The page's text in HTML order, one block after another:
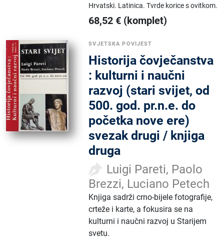
Hrvatski. Latinica.Tvrde korice s ovitkom.
68,52 € (komplet)
SVJETSKA POVIJEST
Historija čovječanstva
: kulturni i naučni
razvoj (stari svijet, od
500. god. pr.n.e. do
početka nove ere)
svezak drugi / knjiga
druga
Luigi Pareti, Paolo
Brezzi, Luciano Petech
Knjiga sadrži crno-bijele fotografije,
crteže i karte, a fokusira se na
kulturni i naučni razvoj u Starijem
svetu.